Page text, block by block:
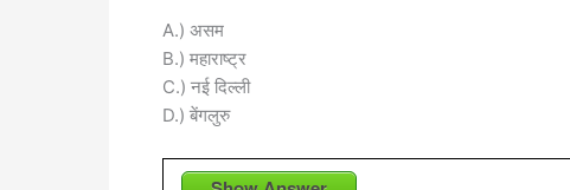
A.) असम
B.) महाराष्ट्र
C.) नई दिल्ली
D.) बेंगलुरु